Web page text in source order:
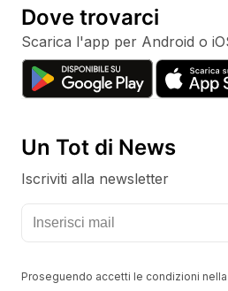
Dove trovarci
Scarica l'app per Android o
Un Tot di News
Iscriviti alla newsletter
Tieniti aggiornato con i nostri
Proseguendo accetti le condizioni nella